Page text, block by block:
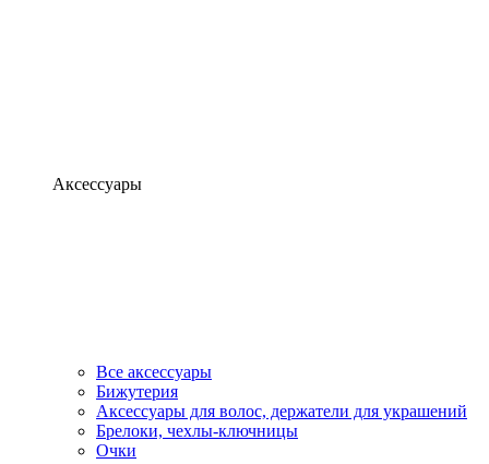
Аксессуары
Все аксессуары
Бижутерия
Аксессуары для волос, держатели для украшений
Брелоки, чехлы-ключницы
Очки